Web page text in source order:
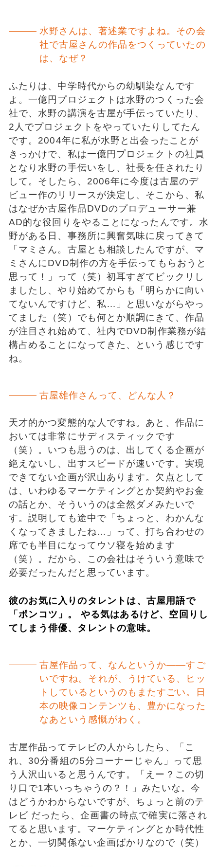
水野さんは、著述業ですよね。その会
社で古屋さんの作品をつくっていたの
は、なぜ？
ふたりは、中学時代からの幼馴染なんです
よ。一億円プロジェクトは水野のつくった会
社で、水野の講演を古屋が手伝っていたり、
2人でプロジェクトをやっていたりしてたん
です。2004年に私が水野と出会ったことが
きっかけで、私は一億円プロジェクトの社員
となり水野の手伝いをし、社長を任されたり
して。そしたら、2006年に今度は古屋のデ
ビュー作のリリースが決定し、そこから、私
はなぜか古屋作品DVDのプロデューサー兼
AD的な役回りをやることになったんです。水
野がある日、事務所に興奮気味に戻ってきて
「マミさん。古屋とも相談したんですが、マ
ミさんにDVD制作の方を手伝ってもらおうと
思って！」って（笑）初耳すぎてビックリし
ましたし、やり始めてからも「明らかに向い
てないんですけど、私…」と思いながらやっ
てました（笑）でも何とか順調にきて、作品
が注目され始めて、社内でDVD制作業務が結
構占めることになってきた、という感じです
ね。
古屋雄作さんって、どんな人？
天才的かつ変態的な人ですね。あと、作品に
おいては非常にサディスティックです
（笑）。いつも思うのは、出してくる企画が
絶えないし、出すスピードが速いです。実現
できてない企画が沢山あります。欠点として
は、いわゆるマーケティングとか契約やお金
の話とか、そういうのは全然ダメみたいで
す。説明しても途中で「ちょっと、わかんな
くなってきましたね…」って、打ち合わせの
席でも半目になってウソ寝を始めます
（笑）。だから、この会社はそういう意味で
必要だったんだと思っています。
彼のお気に入りのタレントは、古屋用語で
「ポンコツ」。 やる気はあるけど、空回りし
てしまう俳優、タレントの意味。
古屋作品って、なんというか――すご
いですね。それが、うけている、ヒッ
トしているというのもまたすごい。日
本の映像コンテンツも、豊かになった
なあという感慨がわく。
古屋作品ってテレビの人からしたら、「こ
れ、30分番組の5分コーナーじゃん」って思
う人沢山いると思うんです。「えー？この切
り口で1本いっちゃうの？！」みたいな。今
はどうかわからないですが、ちょっと前のテ
レビ だったら、企画書の時点で確実に落され
てると思います。マーケティングとか時代性
とか、一切関係ない企画ばかりなので（笑）